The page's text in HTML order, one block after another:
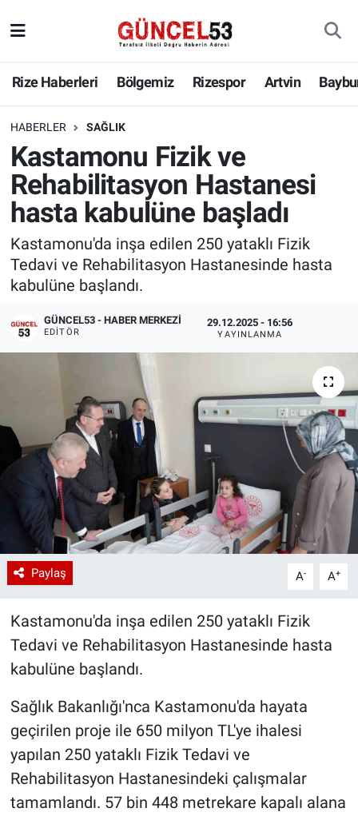
Rize Haberleri Bölgemiz Rizespor Artvin
HABERLER SAĞLIK
Kastamonu Fizik ve
Rehabilitasyon Hastanesi
hasta kabulüne başladı
Kastamonu'da inşa edilen 250 yataklı Fizik
Tedavi ve Rehabilitasyon Hastanesinde hasta
kabulüne başlandı.
GÜNCEL53 - HABER MERKEZI
EDITÖR
29.12.2025 - 16:56
YAYINLANMA
Paylaş A- A+
Kastamonu'da inşa edilen 250 yataklı Fizik
Tedavi ve Rehabilitasyon Hastanesinde hasta
kabulüne başlandı.
Sağlık Bakanlığı'nca Kastamonu'da hayata
geçirilen proje ile 650 milyon TL'ye ihalesi
yapılan 250 yataklı Fizik Tedavi ve
Rehabilitasyon Hastanesindeki çalışmalar
tamamlandı. 57 bin 448 metrekare kapalı alana